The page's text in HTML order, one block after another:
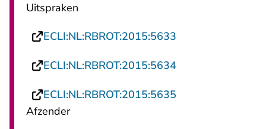
Uitspraken
ECLI:NL:RBROT:2015:5633
ECLI:NL:RBROT:2015:5634- U verlaat
ECLI:NL:RBROT:2015:5635
Afzender